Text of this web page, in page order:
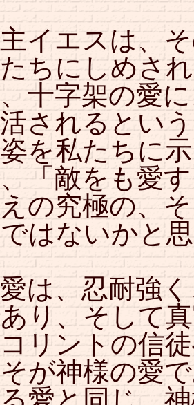
イエスは、
ちにしめさ
十字架の愛
されるとい
を私たちに
「敵をも愛
の究極の、
はないかと
は、忍耐強
り、そして
リントの信
が神様の愛